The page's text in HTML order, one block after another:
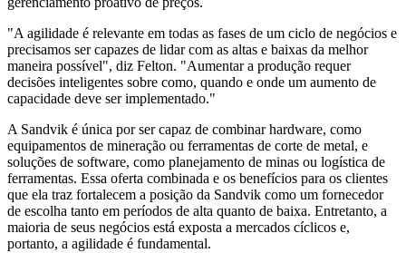
"A agilidade é relevante em todas as fases de um ciclo de negócios e
precisamos ser capazes de lidar com as altas e baixas da melhor
maneira possível", diz Felton. "Aumentar a produção requer
decisões inteligentes sobre como, quando e onde um aumento de
capacidade deve ser implementado."
A Sandvik é única por ser capaz de combinar hardware, como
equipamentos de mineração ou ferramentas de corte de metal, e
soluções de software, como planejamento de minas ou logística de
ferramentas. Essa oferta combinada e os benefícios para os clientes
que ela traz fortalecem a posição da Sandvik como um fornecedor
de escolha tanto em períodos de alta quanto de baixa. Entretanto, a
maioria de seus negócios está exposta a mercados cíclicos e,
portanto, a agilidade é fundamental.